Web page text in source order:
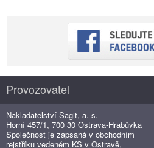
Provozovatel
Nakladatelství Sagit, a. s.
Horní 457/1, 700 30 Ostrava-Hrabůvka
Společnost je zapsaná v obchodním
rejstříku vedeném KS v Ostravě,